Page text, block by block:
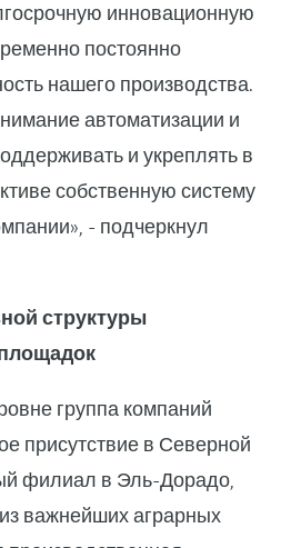
инновационную
постоянно
нашего производства.
автоматизации и
и укреплять в
собственную систему
- подчеркнул
структуры
группа компаний
присутствие в Северной
филиал в Эль-Дорадо,
важнейших аграрных